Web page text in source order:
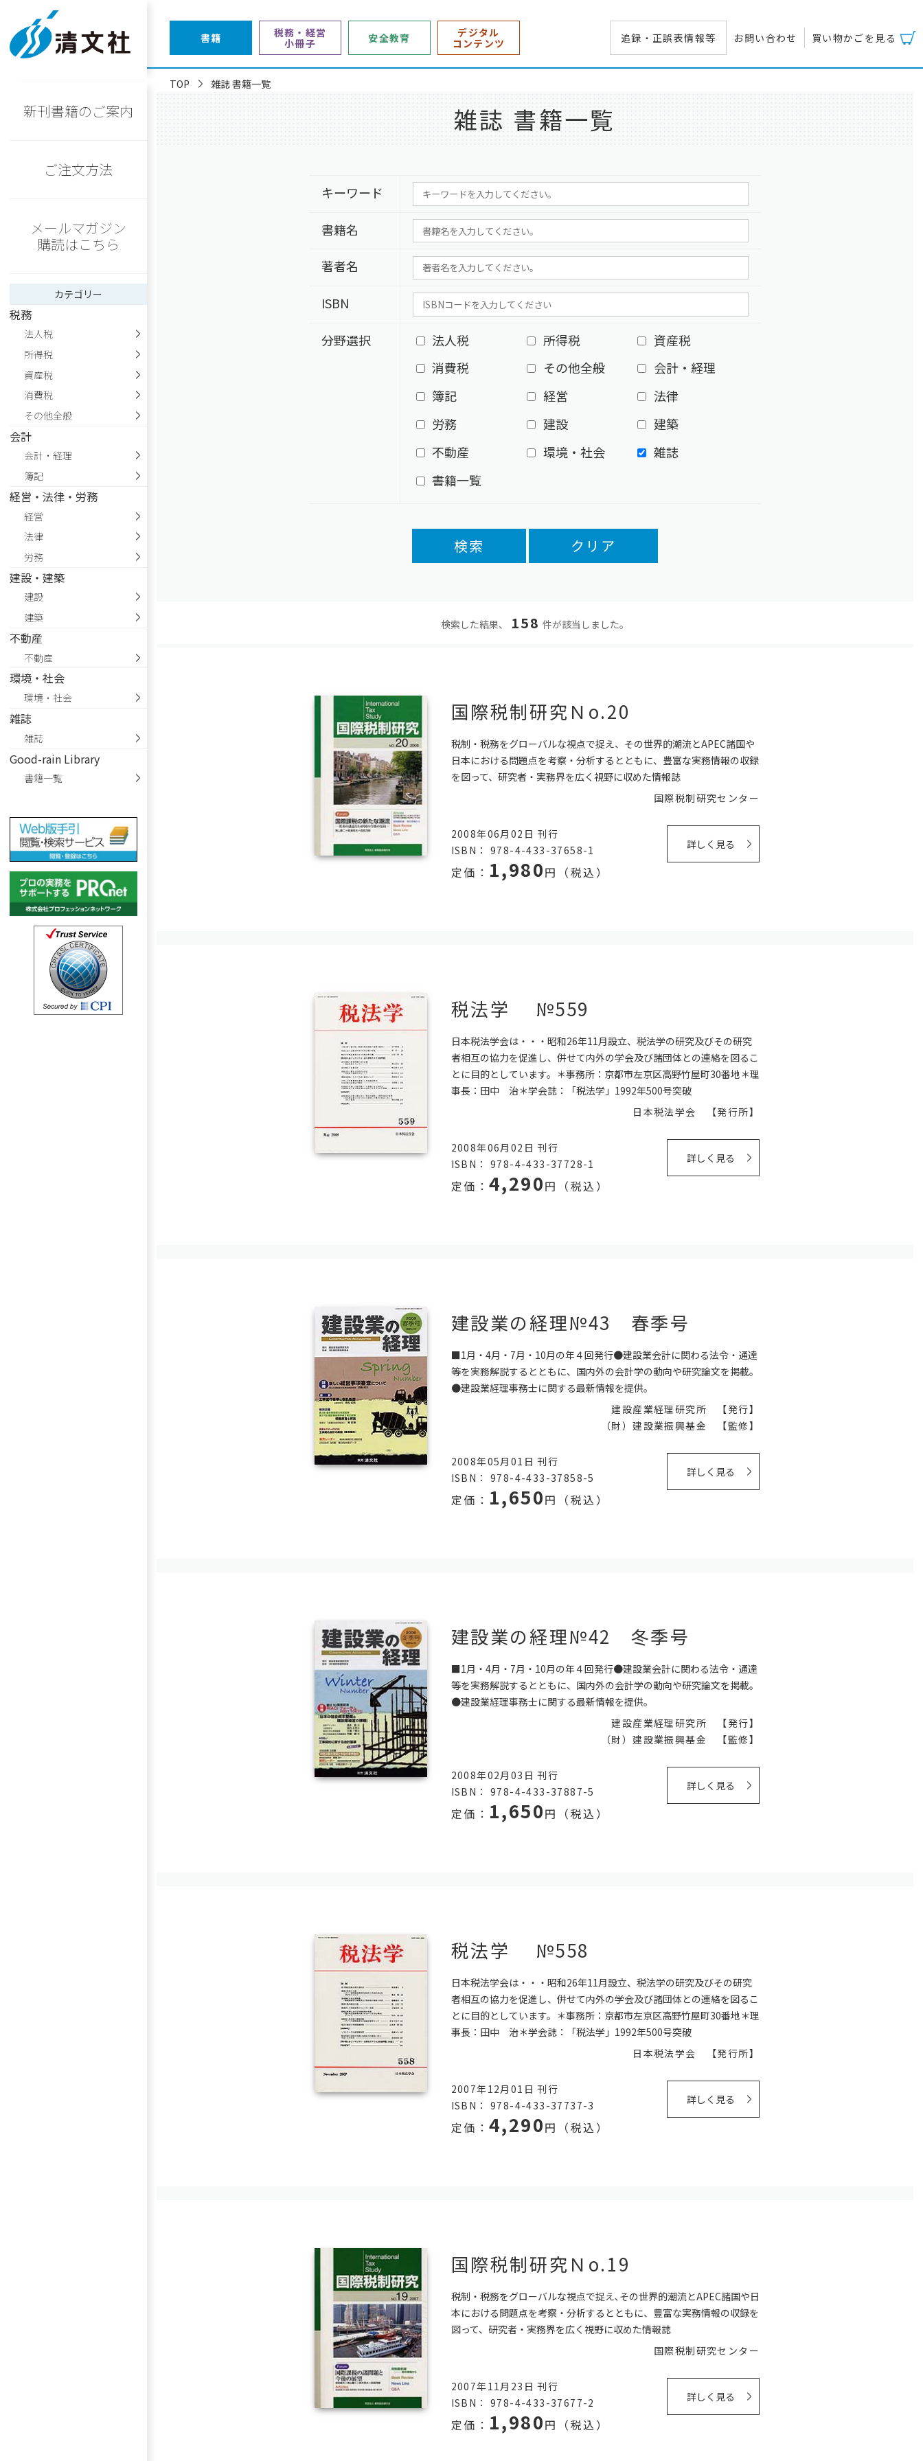
書籍
税務・経営
小冊子
安全教育
デジタル
コンテンツ
追録・正誤表情報等 お問い合わせ 買い物かごを見る
新刊書籍のご案内
ご注文方法
メールマガジン
購読はこちら
カテゴリー
税務
法人税
所得税
資産税
消費税
その他全般
会計
会計・経理
簿記
経営・法律・労務
経営
法律
労務
建設・建築
建設
建築
不動産
不動産
環境・社会
環境・社会
雑誌
雑誌
Good-rain Library
書籍一覧
TOP 雑誌 書籍一覧
雑誌 書籍一覧
キーワード
書籍名
著者名
ISBN
分野選択 法人税 所得税
資産税
消費税
その他全般
会計・経理
簿記
経営
法律
労務
建設
建築
不動産
環境・社会
雑誌
書籍一覧
検索 クリア
検索した結果、 158 件が該当しました。
国際税制研究Ｎo.20
税制・税務をグローバルな視点で捉え、その世界的潮流とAPEC諸国や
日本における問題点を考察・分析するとともに、豊富な実務情報の収録
を図って、研究者・実務界を広く視野に収めた情報誌
国際税制研究センター
2008年06月02日 刊行
ISBN： 978-4-433-37658-1
定価： 1,980円（税込）
詳しく見る
税法学 №559
日本税法学会は・・・昭和26年11月設立、税法学の研究及びその研究
者相互の協力を促進し、併せて内外の学会及び諸団体との連絡を図るこ
とに目的としています。＊事務所：京都市左京区高野竹屋町30番地＊理
事長：田中 治＊学会誌：「税法学」1992年500号突破
日本税法学会 【発行所】
2008年06月02日 刊行
ISBN： 978-4-433-37728-1
定価：4,290円（税込）
詳しく見る
建設業の経理№43 春季号
■1月・4月・7月・10月の年４回発行●建設業会計に関わる法令・通達
等を実務解説するとともに、国内外の会計学の動向や研究論文を掲載。
●建設業経理事務士に関する最新情報を提供。
建設産業経理研究所 【発行】
（財）建設業振興基金 【監修】
2008年05月01日 刊行
ISBN： 978-4-433-37858-5
定価： 1,650円（税込）
詳しく見る
建設業の経理№42 冬季号
■1月・4月・7月・10月の年４回発行●建設業会計に関わる法令・通達
等を実務解説するとともに、国内外の会計学の動向や研究論文を掲載。
●建設業経理事務士に関する最新情報を提供。
建設産業経理研究所 【発行】
（財）建設業振興基金 【監修】
2008年02月03日 刊行
ISBN： 978-4-433-37887-5
定価： 1,650円（税込）
詳しく見る
税法学 №558
日本税法学会は・・・昭和26年11月設立、税法学の研究及びその研究
者相互の協力を促進し、併せて内外の学会及び諸団体との連絡を図るこ
とに目的としています。＊事務所：京都市左京区高野竹屋町30番地＊理
事長：田中 治＊学会誌：「税法学」1992年500号突破
日本税法学会 【発行所】
2007年12月01日 刊行
ISBN： 978-4-433-37737-3
定価：4,290円（税込）
詳しく見る
国際税制研究Ｎo.19
税制・税務をグローバルな視点で捉え､その世界的潮流とAPEC諸国や日
本における問題点を考察・分析するとともに、豊富な実務情報の収録を
図って、研究者・実務界を広く視野に収めた情報誌
国際税制研究センター
2007年11月23日 刊行
ISBN： 978-4-433-37677-2
定価： 1,980円（税込）
詳しく見る